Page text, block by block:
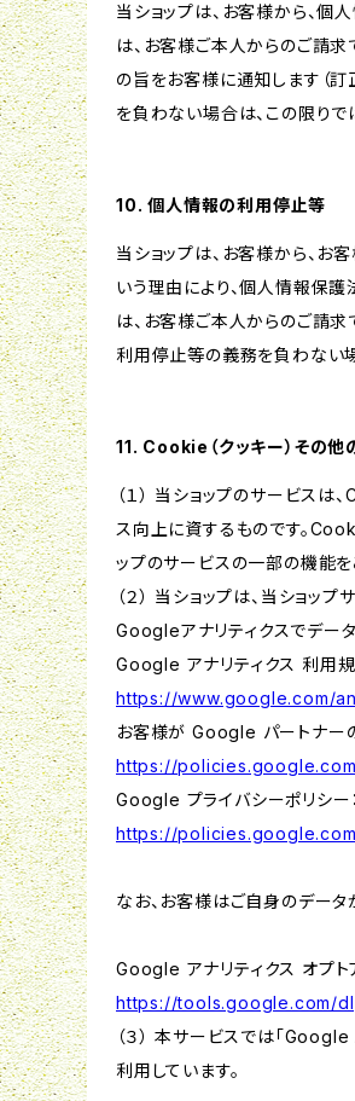
当ショップは、お客様から、個
は、お客様ご本人からのご請
の旨をお客様に通知します（訂
を負わない場合は、この限りで
10. 個人情報の利用停止等
当ショップは、お客様から、
いう理由により、個人情報保
は、お客様ご本人からのご請
利用停止等の義務を負わない
11. Cookie（クッキー）その他
（１） 当ショップのサービス
ス向上に資するものです。
ップのサービスの一部の機能
（２） 当ショップは、当ショ
Googleアナリティクスでデー
Google アナリティクス 利用規
https://www.google.com/
お客様が Google パートナー
https://
Google プライバシーポリシー：
https://
なお、お客様はご自身のデー
Google アナリティクス オプト
https://tools.google.com/
（３） 本サービスでは「
利用しています。